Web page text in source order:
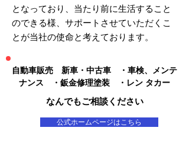
となっており、当たり前に生活すること
のできる様、サポートさせていただくこ
とが当社の使命と考えております。
自動車販売 新車・中古車 ・車検、メンテ
ナンス ・鈑金修理塗装 ・レン タカー
なんでもご相談ください
公式ホームページはこちら